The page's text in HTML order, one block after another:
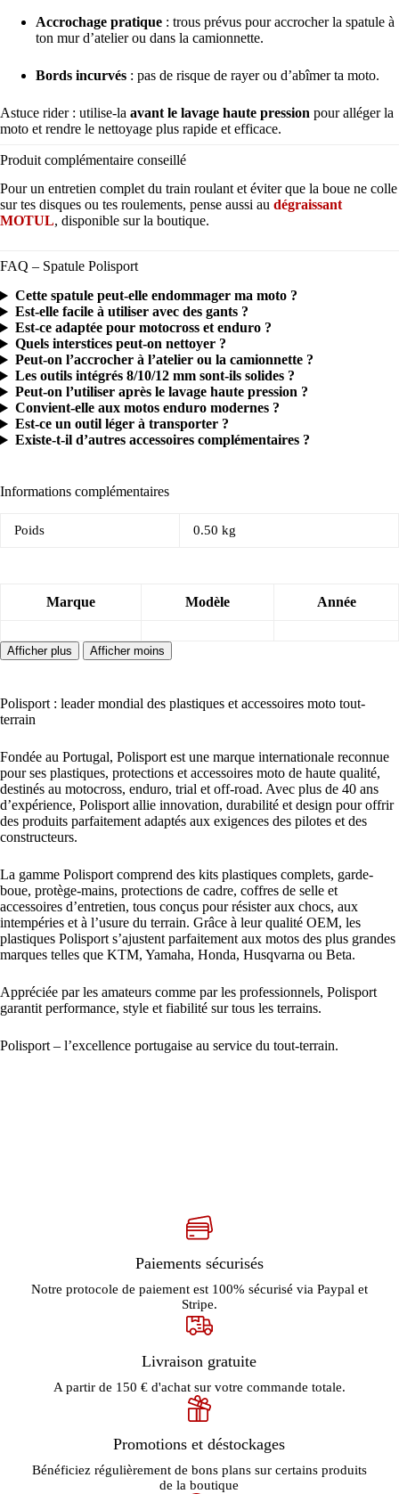
Accrochage pratique : trous prévus pour accrocher la spatule à
ton mur d’atelier ou dans la camionnette.
Bords incurvés : pas de risque de rayer ou d’abîmer ta moto.
Astuce rider : utilise-la avant le lavage haute pression pour alléger la
moto et rendre le nettoyage plus rapide et efficace.
Produit complémentaire conseillé
Pour un entretien complet du train roulant et éviter que la boue ne colle
sur tes disques ou tes roulements, pense aussi au dégraissant
MOTUL, disponible sur la boutique.
FAQ – Spatule Polisport
Cette spatule peut-elle endommager ma moto ?
Est-elle facile à utiliser avec des gants ?
Est-ce adaptée pour motocross et enduro ?
Quels interstices peut-on nettoyer ?
Peut-on l’accrocher à l’atelier ou la camionnette ?
Les outils intégrés 8/10/12 mm sont-ils solides ?
Peut-on l’utiliser après le lavage haute pression ?
Convient-elle aux motos enduro modernes ?
Est-ce un outil léger à transporter ?
Existe-t-il d’autres accessoires complémentaires ?
Informations complémentaires
Poids 0.50 kg
Marque Modèle Année
Polisport : leader mondial des plastiques et accessoires moto tout-
terrain
Fondée au Portugal, Polisport est une marque internationale reconnue
pour ses plastiques, protections et accessoires moto de haute qualité,
destinés au motocross, enduro, trial et off-road. Avec plus de 40 ans
d’expérience, Polisport allie innovation, durabilité et design pour offrir
des produits parfaitement adaptés aux exigences des pilotes et des
constructeurs.
La gamme Polisport comprend des kits plastiques complets, garde-
boue, protège-mains, protections de cadre, coffres de selle et
accessoires d’entretien, tous conçus pour résister aux chocs, aux
intempéries et à l’usure du terrain. Grâce à leur qualité OEM, les
plastiques Polisport s’ajustent parfaitement aux motos des plus grandes
marques telles que KTM, Yamaha, Honda, Husqvarna ou Beta.
Appréciée par les amateurs comme par les professionnels, Polisport
garantit performance, style et fiabilité sur tous les terrains.
Polisport – l’excellence portugaise au service du tout-terrain.
Paiements sécurisés
Notre protocole de paiement est 100% sécurisé via Paypal et
Stripe.
Livraison gratuite
A partir de 150 € d'achat sur votre commande totale.
Promotions et déstockages
Bénéficiez régulièrement de bons plans sur certains produits
de la boutique